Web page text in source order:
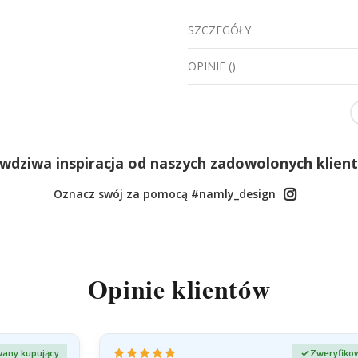
SZCZEGÓŁY
OPINIE ()
inspiracja od naszych zadowolonych
Oznacz swój za pomocą #namly_design
Opinie klientów
kupujący